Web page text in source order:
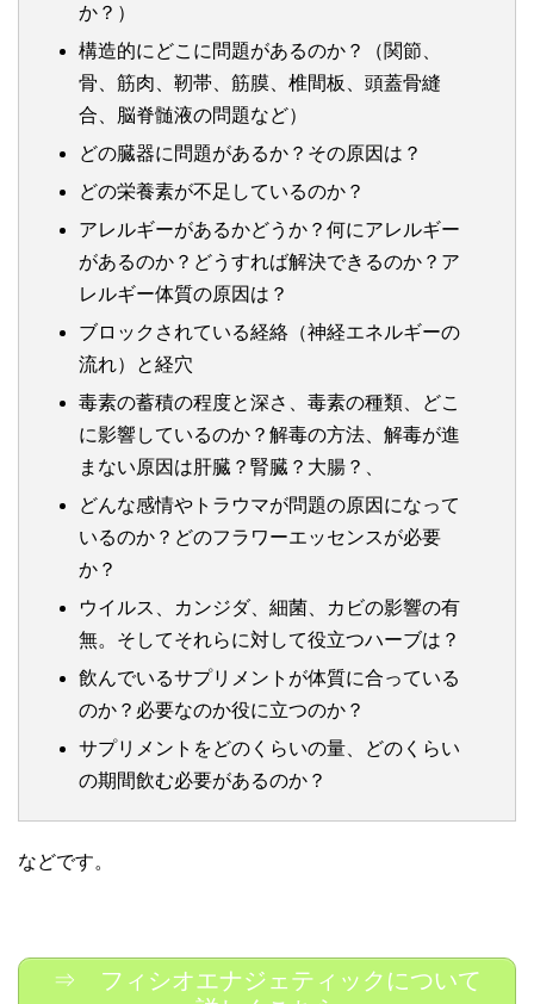
か？）
構造的にどこに問題があるのか？（関節、
骨、筋肉、靭帯、筋膜、椎間板、頭蓋骨縫
合、脳脊髄液の問題など）
どの臓器に問題があるか？その原因は？
どの栄養素が不足しているのか？
アレルギーがあるかどうか？何にアレルギー
があるのか？どうすれば解決できるのか？ア
レルギー体質の原因は？
ブロックされている経絡（神経エネルギーの
流れ）と経穴
毒素の蓄積の程度と深さ、毒素の種類、どこ
に影響しているのか？解毒の方法、解毒が進
まない原因は肝臓？腎臓？大腸？、
どんな感情やトラウマが問題の原因になって
いるのか？どのフラワーエッセンスが必要
か？
ウイルス、カンジダ、細菌、カビの影響の有
無。そしてそれらに対して役立つハーブは？
飲んでいるサプリメントが体質に合っている
のか？必要なのか役に立つのか？
サプリメントをどのくらいの量、どのくらい
の期間飲む必要があるのか？
などです。
⇒ フィシオエナジェティックについて